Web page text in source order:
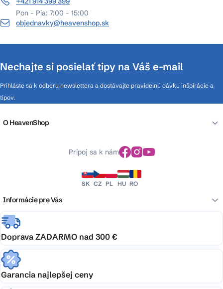
Pon - Pia: 7:00 - 15:00
objednavky@heavenshop.sk
Nechajte si posielať tipy na Váš e-mail
Prihláste sa k odberu newslettera a dostávajte pravidelnú dávku inšpirácie a
tipov.
O HeavenShop
Pripoj sa k nám
SK CZ PL HU RO
Informácie pre Vás
Doprava ZADARMO nad 300 €
Garancia najlepšej ceny